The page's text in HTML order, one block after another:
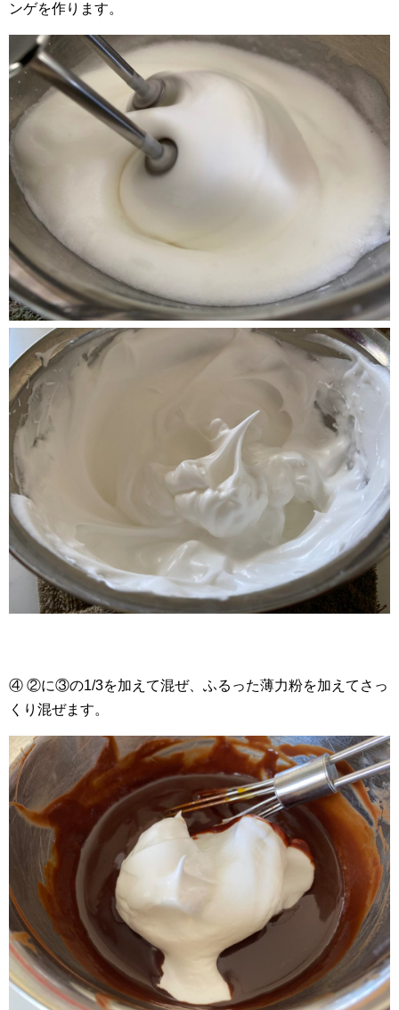
ンゲを作ります。
④ ②に③の1/3を加えて混ぜ、ふるった薄力粉を加えてさっ
くり混ぜます。